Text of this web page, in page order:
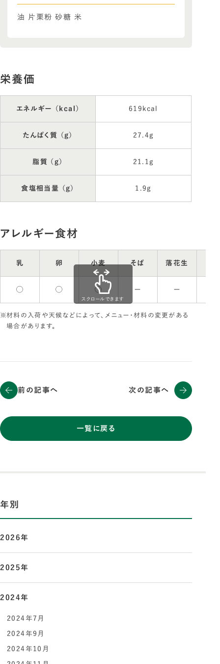
油 片栗粉 砂糖 米
栄養価
エネルギー （kcal） 619kcal
たんぱく質 （g） 27.4g
脂質 （g） 21.1g
食塩相当量 （g） 1.9g
アレルギー食材
乳 卵 小麦 そば 落花生
◯ ◯ ◯ ー ー
スクロールできます
材料の入荷や天候などによって、メニュー・材料の変更がある
場合があります。
前の記事へ
一覧に戻る
次の記事へ
年別
2026年
2025年
2024年
2024年7月
2024年9月
2024年10月